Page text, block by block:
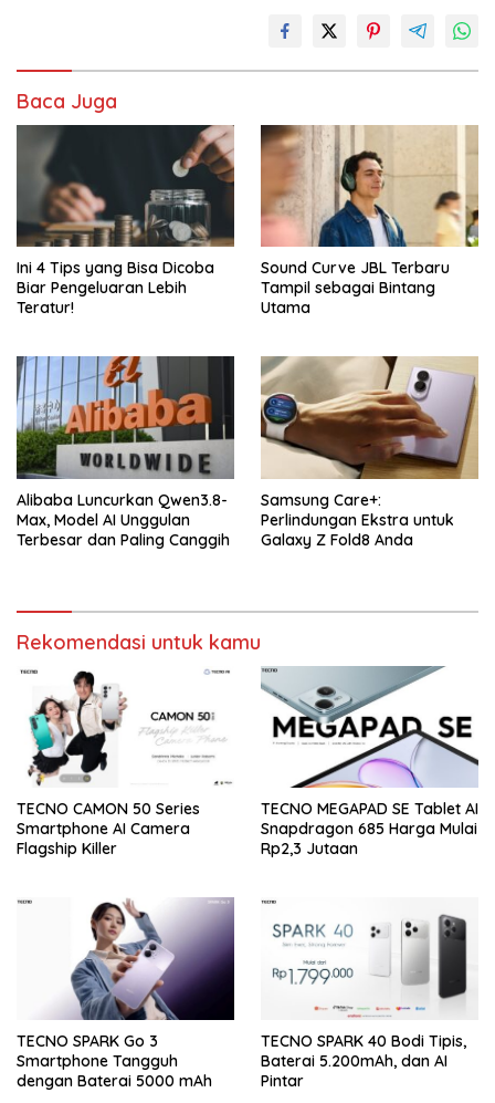
Baca Juga
Ini 4 Tips yang Bisa Dicoba
Biar Pengeluaran Lebih
Teratur!
Sound Curve JBL Terbaru
Tampil sebagai Bintang
Utama
Alibaba Luncurkan Qwen3.8-
Max, Model AI Unggulan
Terbesar dan Paling Canggih
Samsung Care+:
Perlindungan Ekstra untuk
Galaxy Z Fold8 Anda
Rekomendasi untuk kamu
TECNO CAMON 50 Series
Smartphone AI Camera
Flagship Killer
TECNO MEGAPAD SE Tablet AI
Snapdragon 685 Harga Mulai
Rp2,3 Jutaan
TECNO SPARK Go 3
Smartphone Tangguh
dengan Baterai 5000 mAh
TECNO SPARK 40 Bodi Tipis,
Baterai 5.200mAh, dan AI
Pintar